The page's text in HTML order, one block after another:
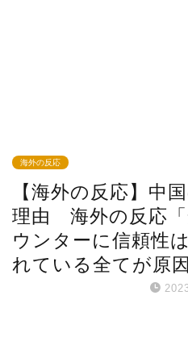
海外の反応
【海外の反応】中
理由 海外の反応「
ウンターに信頼性
れている全てが原